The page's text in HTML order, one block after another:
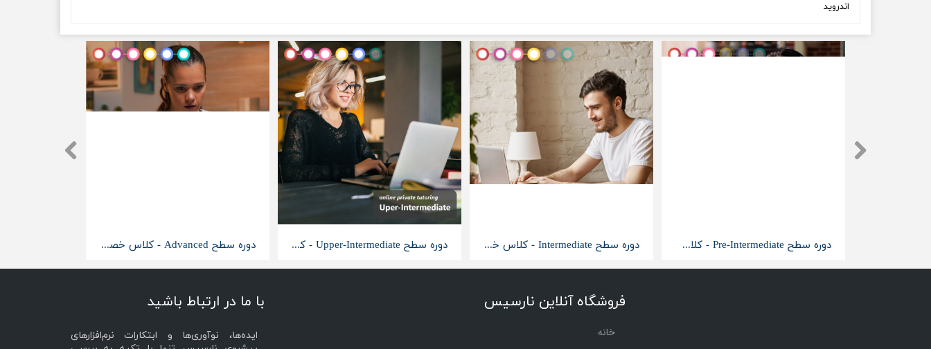
اندروید
دوره سطح Advanced - کلاس خصوصی آنلاین دوره سطح Upper-Intermediate - کلاس خصوصی آنلاین دوره سطح Intermediate - کلاس خصوصی آنلاین دوره سطح Pre-Intermediate - کلاس خصوصی آنلاین
فروشگاه آنلاین نارسیس
خانه
با ما در ارتباط باشید
ایده‌ها، نوآوری‌ها و ابتکارات نرم‌افزارهای